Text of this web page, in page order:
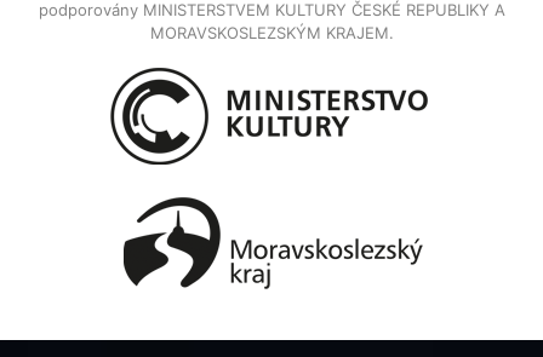
podporovány MINISTERSTVEM KULTURY ČESKÉ REPUBLIKY A
MORAVSKOSLEZSKÝM KRAJEM.